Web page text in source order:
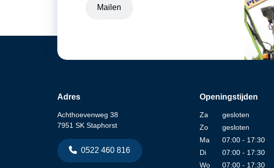
Mailen
Adres
Achthoevenweg 38
7951 SK Staphorst
0522 460 816
Openingstijden
Za
gesloten
Zo
gesloten
Ma
07:00 - 17:30
Di
07:00 - 17:30
Wo
07:00 - 17:30